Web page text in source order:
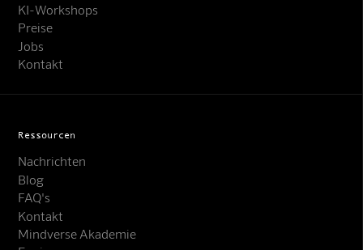
Online · KI-Assistent
KI-Workshops
Preise
Jobs
Kontakt
Ressourcen
Nachrichten
Blog
FAQ's
Kontakt
Mindverse Akademie